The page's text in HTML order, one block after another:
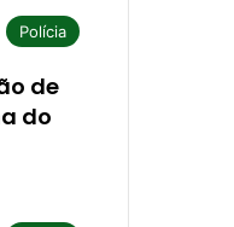
Polícia
de
do